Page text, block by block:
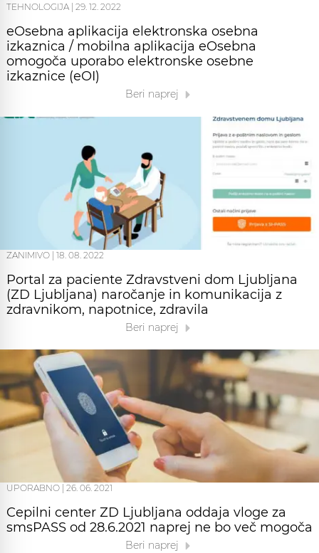
TEHNOLOGIJA 29. 12. 2022
eOsebna aplikacija elektronska osebna
izkaznica / mobilna aplikacija eOsebna
omogoča uporabo elektronske osebne
izkaznice (eOI)
Beri naprej
ZANIMIVO | 18. 08. 2022
Portal za paciente Zdravstveni dom Ljubljana
(ZD Ljubljana) naročanje in komunikacija z
zdravnikom, napotnice, zdravila
Beri naprej
UPORABNO 26. 06. 2021
Cepilni center ZD Ljubljana oddaja vloge za
smsPASS od 28.6.2021 naprej ne bo več mogoča
Beri naprej